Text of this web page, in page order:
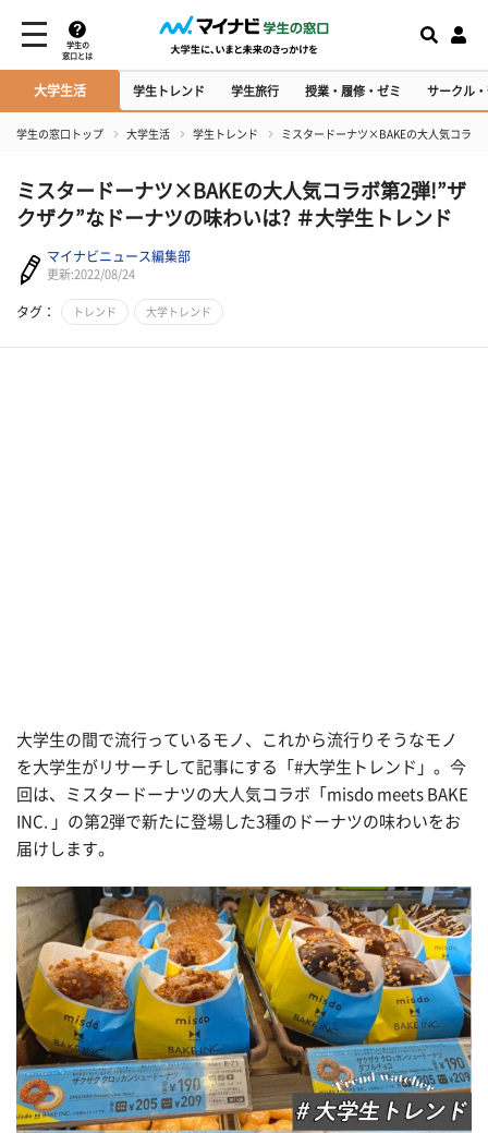
学生の
窓口とは
大学生活 学生トレンド 学生旅行 授業・履修・ゼミ サークル
学生の窓口トップ 大学生活 学生トレンド ミスタードーナツ×BAKEの大人気コラボ
ミスタードーナツ×BAKEの大人気コラボ第2弾!”ザ
クザク”なドーナツの味わいは? ＃大学生トレンド
マイナビニュース編集部
更新:2022/08/24
タグ： トレンド 大学トレンド
大学生の間で流行っているモノ、これから流行りそうなモノ
を大学生がリサーチして記事にする「#大学生トレンド」。今
回は、ミスタードーナツの大人気コラボ「misdo meets BAKE
INC. 」の第2弾で新たに登場した3種のドーナツの味わいをお
届けします。